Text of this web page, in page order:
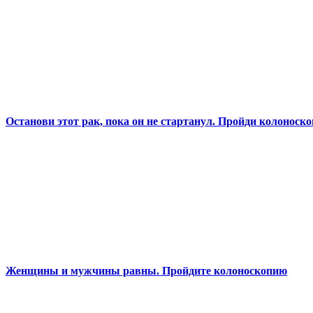
Останови этот рак, пока он не стартанул. Пройди
Женщины и мужчины равны. Пройдите колоноскопию